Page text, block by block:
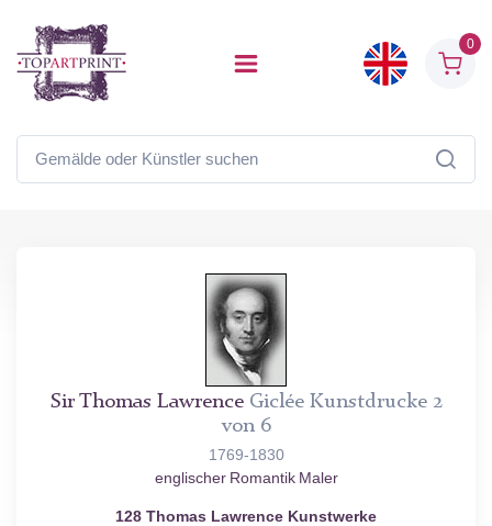
0
Sir Thomas LawrenceGiclée Kunstdrucke 2
von 6
1769-1830
englischer Romantik Maler
128 Thomas Lawrence Kunstwerke